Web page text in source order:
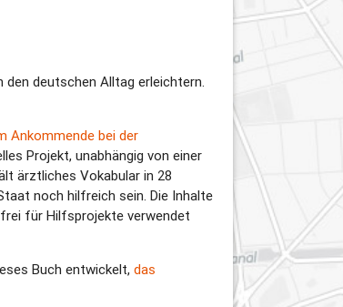
den deutschen Alltag erleichtern.
Ankommende bei der
Projekt, unabhängig von einer
ärztliches Vokabular in 28
noch hilfreich sein. Die Inhalte
für Hilfsprojekte verwendet
Buch entwickelt,das